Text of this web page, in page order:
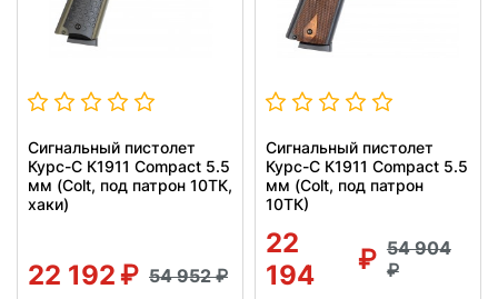
Сигнальный пистолет
Курс-С К1911 Compact 5.5
мм (Colt, под патрон 10ТК,
хаки)
22 192 54 952
Сигнальный пистолет
Курс-С К1911 Compact 5.5
мм (Colt, под патрон
10ТК)
22
194
54 904